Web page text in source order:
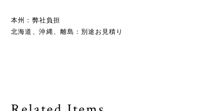
本州：弊社負担
北海道、沖縄、離島：別途お見積り